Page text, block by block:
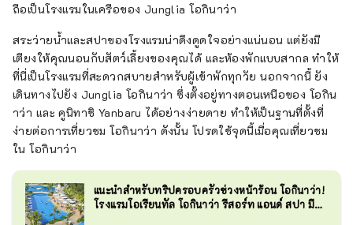
ถือเป็นโรงแรมในเครือของ Junglia โอกินาว่า
สระว่ายน้ำและสปาของโรงแรมน่าดึงดูดใจอย่างแน่นอน แต่ยังมี
เตียงให้คุณนอนกับสัตว์เลี้ยงของคุณได้ และห้องพักแบบสากล ทำให้
ที่นี่เป็นโรงแรมที่สะดวกสบายสำหรับผู้เข้าพักทุกวัย นอกจากนี้ ยัง
เดินทางไปยัง Junglia โอกินาว่า ซึ่งตั้งอยู่ทางตอนเหนือของ โอกิน
าว่า และ คูนิทาชิ Yanbaru ได้อย่างง่ายดาย ทำให้เป็นฐานที่ตั้งที่
ง่ายต่อการเที่ยวชม โอกินาว่า ดังนั้น โปรดใช้จุดนี้เมื่อคุณเที่ยวชม
ใน โอกินาว่า
แนะนำสำหรับทริปครอบครัวช่วงหน้าร้อน โอกินาว่า!
โรงแรมโอเรียนทัล โอกินาว่า รีสอร์ท แอนด์ สปา มี